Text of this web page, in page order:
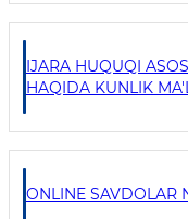
IJARA HUQUQI
HAQIDA KUNLIK
ONLINE SAVDOLAR